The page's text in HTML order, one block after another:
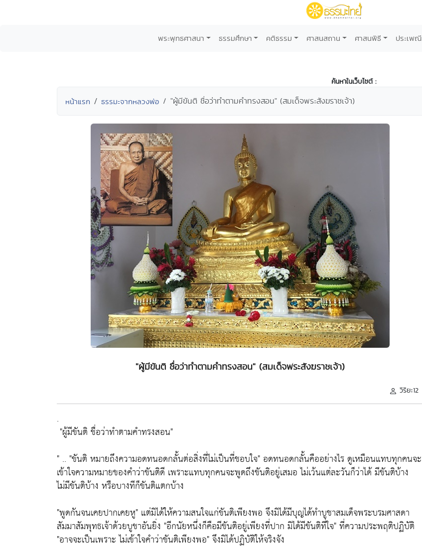
พระพุทธศาสนา ธรรมศึกษา คติธรรม ศาสนสถาน ศาสนพิธี ประเพณี
ค้นหาในเว็บไซต์ :
หน้าแรก ธรรมะจากหลวงพ่อ "ผู้มีขันติ ชื่อว่าทำตามคำทรงสอน" (สมเด็จพระสังฆราชเจ้า)
"ผู้มีขันติ ชื่อว่าทำตามคำทรงสอน" (สมเด็จพระสังฆราชเจ้า)
วิริยะ12
.
"ผู้มีขันติ ชื่อว่าทำตามคำทรงสอน"
" .. "ขันติ หมายถึงความอดทนอดกลั้นต่อสิ่งที่ไม่เป็นที่ชอบใจ"อดทนอดกลั้นคืออย่างไร ดูเหมือนแทบทุกคนจะ
เข้าใจความหมายของคำว่าขันติดี เพราะแทบทุกคนจะพูดถึงขันติอยู่เสมอ ไม่เว้นแต่ละวันก็ว่าได้ มีขันติบ้าง
ไม่มีขันติบ้าง หรือบางทีก็ขันติแตกบ้าง
"พูดกันจนเคยปากเคยหู" แต่มิได้ให้ความสนใจแก่ขันติเพียงพอ จึงมิได้มีบุญได้ทำบูชาสมเด็จพระบรมศาสดา
สัมมาสัมพุทธเจ้าด้วยบูชาอันยิ่ง "อีกนัยหนึ่งก็คือมีขันติอยู่เพียงที่ปาก มิได้มีขันติที่ใจ"ที่ความประพฤติปฏิบัติ
"อาจจะเป็นเพราะ ไม่เข้าใจคำว่าขันติเพียงพอ"จึงมิได้ปฏิบัติให้จริงจัง